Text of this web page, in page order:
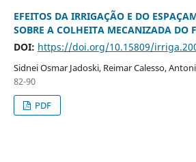
EFEITOS DA IRRIGAÇÃO E DO
SOBRE A COLHEITA MECANIZADA DO
DOI: https://doi.org/10.15809/
Sidnei Osmar Jadoski, Reimar Calesso,
82-90
PDF